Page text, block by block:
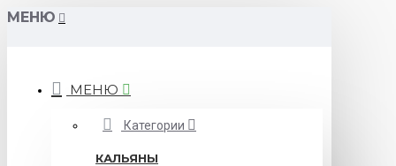
МЕНЮ
МЕНЮ
Категории
КАЛЬЯНЫ